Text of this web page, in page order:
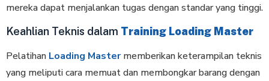
mereka dapat menjalankan tugas dengan standar yang tinggi.
Keahlian Teknis dalam Training Loading Master
Pelatihan Loading Mastermemberikan keterampilan teknis
yang meliputi cara memuat dan membongkar barang dengan